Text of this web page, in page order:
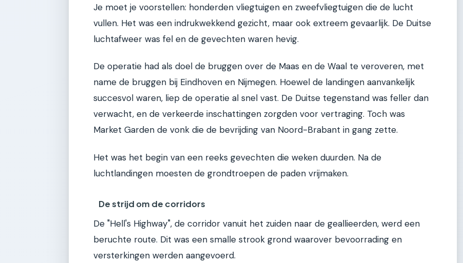
Je moet je voorstellen: honderden vliegtuigen en zweefvliegtuigen die de lucht
vullen. Het was een indrukwekkend gezicht, maar ook extreem gevaarlijk. De Duitse
luchtafweer was fel en de gevechten waren hevig.
De operatie had als doel de bruggen over de Maas en de Waal te veroveren, met
name de bruggen bij Eindhoven en Nijmegen. Hoewel de landingen aanvankelijk
succesvol waren, liep de operatie al snel vast. De Duitse tegenstand was feller dan
verwacht, en de verkeerde inschattingen zorgden voor vertraging. Toch was
Market Garden de vonk die de bevrijding van Noord-Brabant in gang zette.
Het was het begin van een reeks gevechten die weken duurden. Na de
luchtlandingen moesten de grondtroepen de paden vrijmaken.
De strijd om de corridors
De "Hell's Highway", de corridor vanuit het zuiden naar de geallieerden, werd een
beruchte route. Dit was een smalle strook grond waarover bevoorrading en
versterkingen werden aangevoerd.